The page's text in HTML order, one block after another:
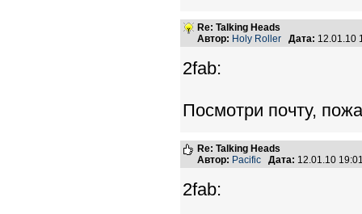
Re: Talking Heads
Автор: Holy Roller Дата:
2fab:
Посмотри почту,
Re: Talking Heads
Автор: Pacific Дата: 12.01.10
2fab: